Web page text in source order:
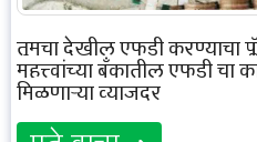
तुमचा देखील एफडी करण्याचा
महत्त्वांच्या बँकातील एफडी चा
मिळणाऱ्या व्याजदर